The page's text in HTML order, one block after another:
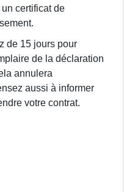
certificat de
de 15 jours pour
de la déclaration
annulera
aussi à informer
votre contrat.